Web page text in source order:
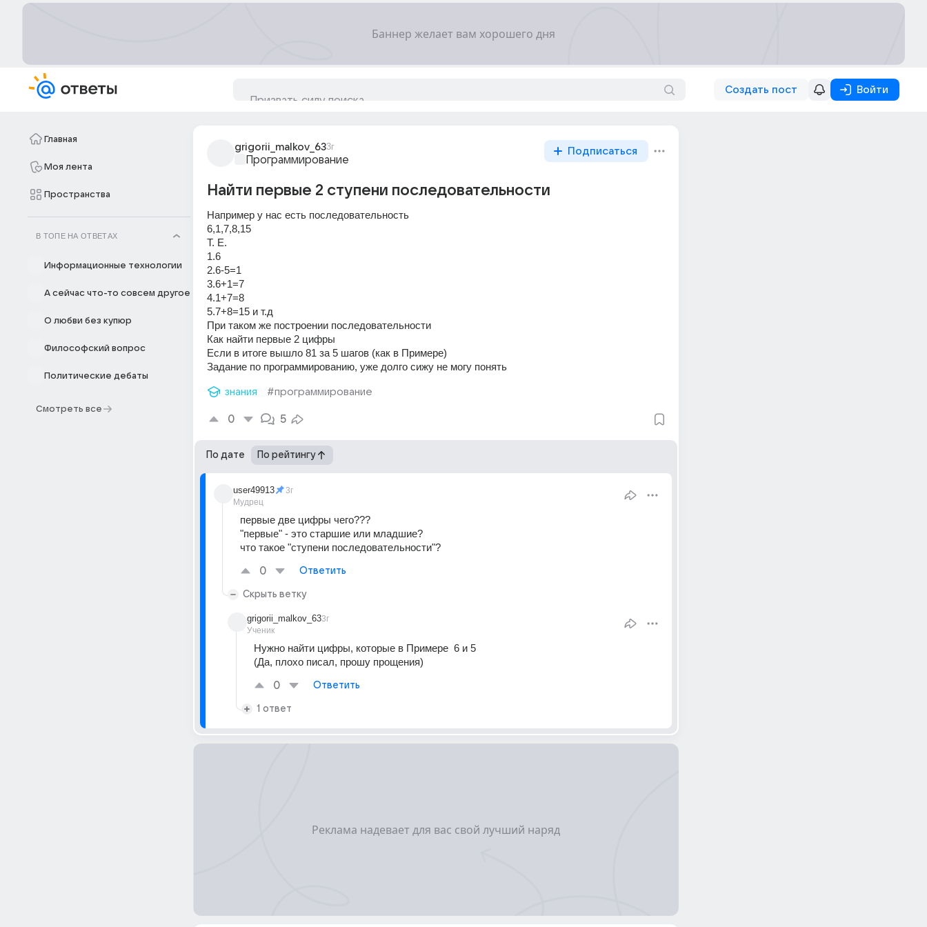
Создать пост Войти
Главная
Моя лента
Пространства
В ТОПЕ НА ОТВЕТАХ
Информационные технологии
А сейчас что-то совсем другое
О любви без купюр
Философский вопрос
Политические дебаты
Смотреть все
grigorii_malkov_633г
Программирование
Подписаться
Найти первые 2 ступени последовательности
Например у нас есть последовательность
6,1,7,8,15
Т. Е.
1.6
2.6-5=1
3.6+1=7
4.1+7=8
5.7+8=15 и т.д
При таком же построении последовательности
Как найти первые 2 цифры
Если в итоге вышло 81 за 5 шагов (как в Примере)
Задание по программированию, уже долго сижу не могу понять
знания #программирование
0 5
По дате По рейтингу
user49913
Мудрец
3г
первые две цифры чего???
"первые" - это старшие или младшие?
что такое "ступени последовательности"?
0 Ответить
Скрыть ветку
grigorii_malkov_63
Ученик
3г
Нужно найти цифры, которые в Примере  6 и 5
(Да, плохо писал, прошу прощения)
0 Ответить
1 ответ